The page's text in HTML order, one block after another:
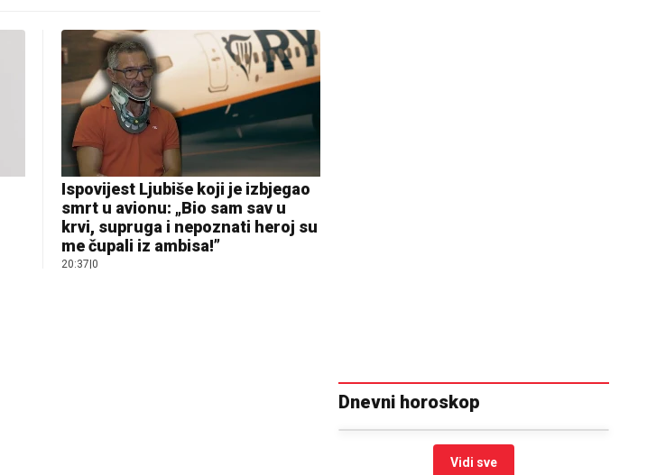
Ispovijest Ljubiše koji je izbjegao
smrt u avionu: „Bio sam sav u
krvi, supruga i nepoznati heroj su
me čupali iz ambisa!”
20:37 |0
Dnevni horoskop
Vidi sve